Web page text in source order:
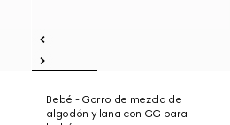
Bebé - Gorro de mezcla de
algodón y lana con GG para